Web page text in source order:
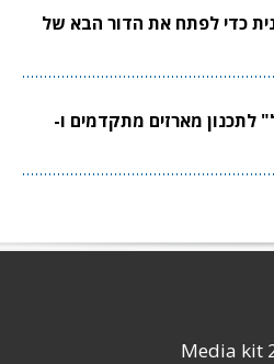
כדי לפתח את הדור הבא של
לתכנון מארזים מתקדמים ו-
Media kit